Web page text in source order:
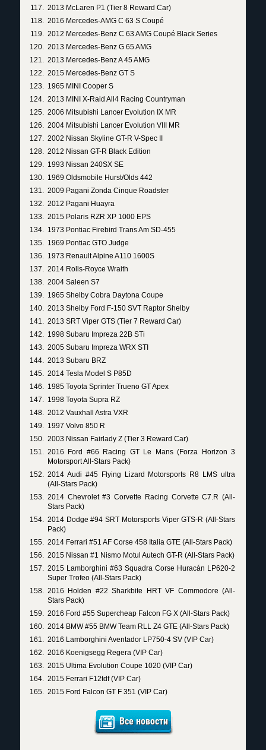
2013 McLaren P1 (Tier 8 Reward Car)
2016 Mercedes-AMG C 63 S Coupé
2012 Mercedes-Benz C 63 AMG Coupé Black Series
2013 Mercedes-Benz G 65 AMG
2013 Mercedes-Benz A 45 AMG
2015 Mercedes-Benz GT S
1965 MINI Cooper S
2013 MINI X-Raid All4 Racing Countryman
2006 Mitsubishi Lancer Evolution IX MR
2004 Mitsubishi Lancer Evolution VIII MR
2002 Nissan Skyline GT-R V-Spec II
2012 Nissan GT-R Black Edition
1993 Nissan 240SX SE
1969 Oldsmobile Hurst/Olds 442
2009 Pagani Zonda Cinque Roadster
2012 Pagani Huayra
2015 Polaris RZR XP 1000 EPS
1973 Pontiac Firebird Trans Am SD-455
1969 Pontiac GTO Judge
1973 Renault Alpine A110 1600S
2014 Rolls-Royce Wraith
2004 Saleen S7
1965 Shelby Cobra Daytona Coupe
2013 Shelby Ford F-150 SVT Raptor Shelby
2013 SRT Viper GTS (Tier 7 Reward Car)
1998 Subaru Impreza 22B STi
2005 Subaru Impreza WRX STI
2013 Subaru BRZ
2014 Tesla Model S P85D
1985 Toyota Sprinter Trueno GT Apex
1998 Toyota Supra RZ
2012 Vauxhall Astra VXR
1997 Volvo 850 R
2003 Nissan Fairlady Z (Tier 3 Reward Car)
2016 Ford #66 Racing GT Le Mans (Forza Horizon 3
Motorsport All-Stars Pack)
2014 Audi #45 Flying Lizard Motorsports R8 LMS ultra
(All-Stars Pack)
2014 Chevrolet #3 Corvette Racing Corvette C7.R (All-
Stars Pack)
2014 Dodge #94 SRT Motorsports Viper GTS-R (All-Stars
Pack)
2014 Ferrari #51 AF Corse 458 Italia GTE (All-Stars Pack)
2015 Nissan #1 Nismo Motul Autech GT-R (All-Stars Pack)
2015 Lamborghini #63 Squadra Corse Huracán LP620-2
Super Trofeo (All-Stars Pack)
2016 Holden #22 Sharkbite HRT VF Commodore (All-
Stars Pack)
2016 Ford #55 Supercheap Falcon FG X (All-Stars Pack)
2014 BMW #55 BMW Team RLL Z4 GTE (All-Stars Pack)
2016 Lamborghini Aventador LP750-4 SV (VIP Car)
2016 Koenigsegg Regera (VIP Car)
2015 Ultima Evolution Coupe 1020 (VIP Car)
2015 Ferrari F12tdf (VIP Car)
2015 Ford Falcon GT F 351 (VIP Car)
Все новости